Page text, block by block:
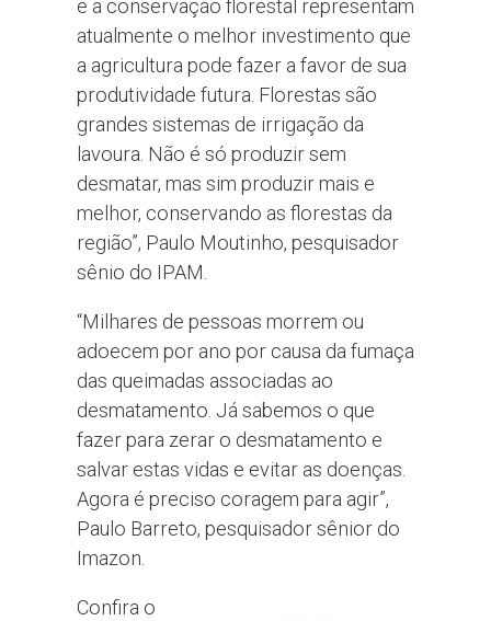
e a conservação florestal representam
atualmente o melhor investimento que
a agricultura pode fazer a favor de sua
produtividade futura. Florestas são
grandes sistemas de irrigação da
lavoura. Não é só produzir sem
desmatar, mas sim produzir mais e
melhor, conservando as florestas da
região”, Paulo Moutinho, pesquisador
sênio do IPAM.
“Milhares de pessoas morrem ou
adoecem por ano por causa da fumaça
das queimadas associadas ao
desmatamento. Já sabemos o que
fazer para zerar o desmatamento e
salvar estas vidas e evitar as doenças.
Agora é preciso coragem para agir”,
Paulo Barreto, pesquisador sênior do
Imazon.
Confira o